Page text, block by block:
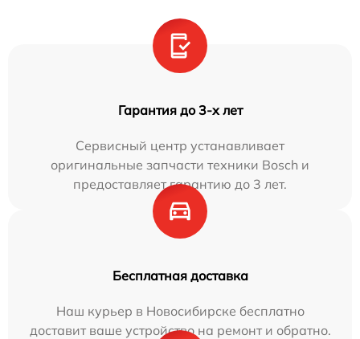
Гарантия до 3-х лет
Сервисный центр устанавливает
оригинальные запчасти техники Bosch и
предоставляет гарантию до 3 лет.
Бесплатная доставка
Наш курьер в Новосибирске бесплатно
доставит ваше устройство на ремонт и обратно.